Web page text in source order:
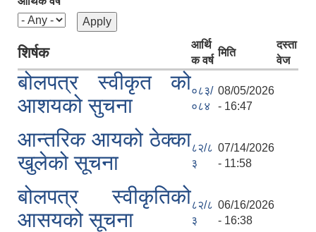
शिर्षक
आर्थि
क वर्ष
मिति
दस्ता
वेज
बोलपत्र स्वीकृत को
आशयको सुचना
०८३/
०८४
08/05/2026
- 16:47
आन्तरिक आयको ठेक्का
खुलेको सूचना
८२/८
३
07/14/2026
- 11:58
बोलपत्र स्वीकृतिको
आसयको सूचना
८२/८
३
06/16/2026
- 16:38